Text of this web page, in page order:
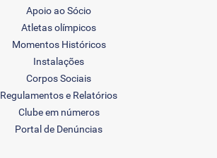
Apoio ao Sócio
Atletas olímpicos
Momentos Históricos
Instalações
Corpos Sociais
Regulamentos e Relatórios
Clube em números
Portal de Denúncias